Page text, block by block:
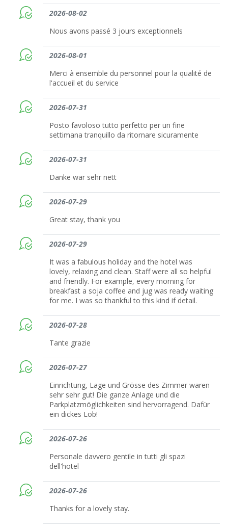
2026-08-02
Nous avons passé 3 jours exceptionnels
2026-08-01
Merci à ensemble du personnel pour la qualité de
l'accueil et du service
2026-07-31
Posto favoloso tutto perfetto per un fine
settimana tranquillo da ritornare sicuramente
2026-07-31
Danke war sehr nett
2026-07-29
Great stay, thank you
2026-07-29
It was a fabulous holiday and the hotel was
lovely, relaxing and clean. Staff were all so helpful
and friendly. For example, every morning for
breakfast a soja coffee and jug was ready waiting
for me. I was so thankful to this kind if detail.
2026-07-28
Tante grazie
2026-07-27
Einrichtung, Lage und Grösse des Zimmer waren
sehr sehr gut! Die ganze Anlage und die
Parkplatzmöglichkeiten sind hervorragend. Dafür
ein dickes Lob!
2026-07-26
Personale davvero gentile in tutti gli spazi
dell'hotel
2026-07-26
Thanks for a lovely stay.